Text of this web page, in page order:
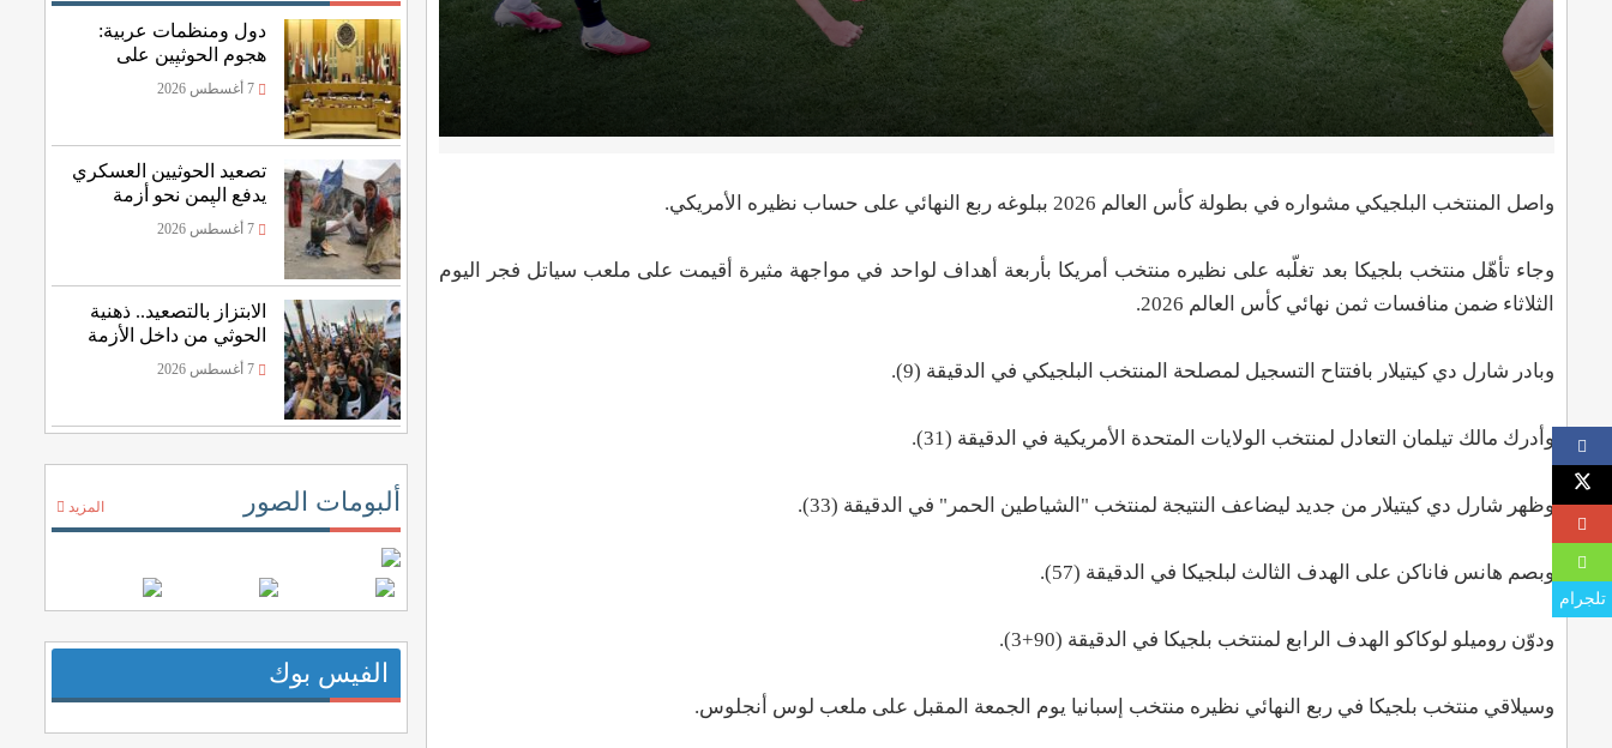
واصل المنتخب البلجيكي مشواره في بطولة كأس العالم 2026 ببلوغه ربع النهائي على حساب نظيره الأمريكي.
وجاء تأهّل منتخب بلجيكا بعد تغلّبه على نظيره منتخب أمريكا بأربعة أهداف لواحد في مواجهة مثيرة أقيمت على ملعب سياتل فجر اليوم
الثلاثاء ضمن منافسات ثمن نهائي كأس العالم 2026.
وبادر شارل دي كيتيلار بافتتاح التسجيل لمصلحة المنتخب البلجيكي في الدقيقة (9).
وأدرك مالك تيلمان التعادل لمنتخب الولايات المتحدة الأمريكية في الدقيقة (31).
وظهر شارل دي كيتيلار من جديد ليضاعف النتيجة لمنتخب "الشياطين الحمر" في الدقيقة (33).
وبصم هانس فاناكن على الهدف الثالث لبلجيكا في الدقيقة (57).
ودوّن روميلو لوكاكو الهدف الرابع لمنتخب بلجيكا في الدقيقة (90+3).
وسيلاقي منتخب بلجيكا في ربع النهائي نظيره منتخب إسبانيا يوم الجمعة المقبل على ملعب لوس أنجلوس.
دول ومنظمات عربية:
هجوم الحوثيين على
نجران يهدد أمن المنطقة7 أغسطس 2026
تصعيد الحوثيين العسكري
يدفع اليمن نحو أزمة
غذائية أعمق7 أغسطس 2026
الابتزاز بالتصعيد.. ذهنية
الحوثي من داخل الأزمة
7 أغسطس 2026
ألبومات الصور المزيد
الفيس بوك
تلجرام